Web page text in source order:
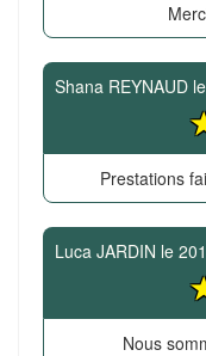
Shana REYNAUD le
Prestations
Luca JARDIN le
Nous